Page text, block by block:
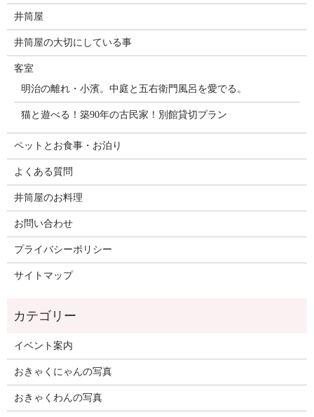
井筒屋
井筒屋の大切にしている事
客室
明治の離れ・小濱。中庭と五右衛門風呂を愛でる。
猫と遊べる！築90年の古民家！別館貸切プラン
ペットとお食事・お泊り
よくある質問
井筒屋のお料理
お問い合わせ
プライバシーポリシー
サイトマップ
イベント案内
おきゃくにゃんの写真
おきゃくわんの写真